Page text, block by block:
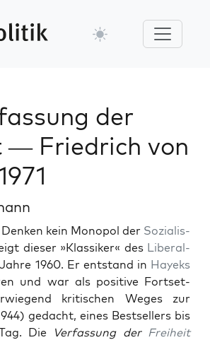
der
— Friedrich von
Denken kein Monopol der Sozial­is­
dieser »Klas­sik­er« des Lib­er­al­
1960. Er ent­stand in Hayeks
und war als pos­i­tive Fort­set­
kri­tis­chen Weges zur
gedacht, eines Best­sellers bis
Die
Ver­fas­sung der Frei­heit